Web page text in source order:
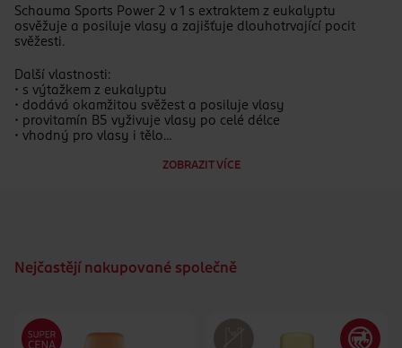
Schauma Sports Power 2 v 1 s extraktem z eukalyptu
osvěžuje a posiluje vlasy a zajišťuje dlouhotrvající pocit
svěžesti.
Další vlastnosti:
• s výtažkem z eukalyptu
• dodává okamžitou svěžest a posiluje vlasy
• provitamín B5 vyživuje vlasy po celé délce
• vhodný pro vlasy i tělo
ZOBRAZIT VÍCE
Nejčastějí nakupované společně